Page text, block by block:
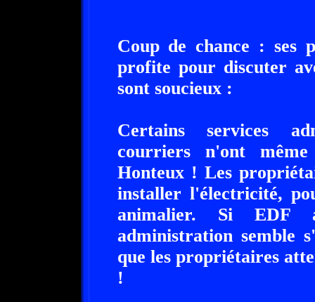
Coup de chance : ses
profite pour discuter
sont soucieux :
Certains services
courriers n'ont
Honteux ! Les
installer l'électricité,
animalier. Si
administration semble
que les propriétaires
!